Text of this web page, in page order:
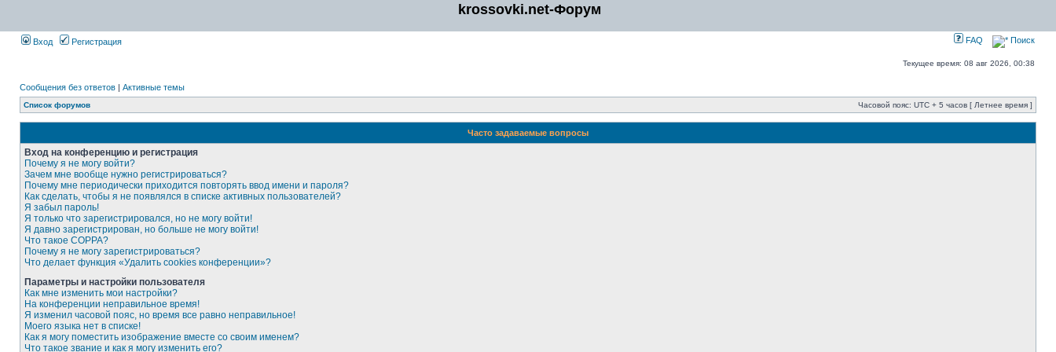
krossovki.net-Форум
Вход Регистрация FAQ Поиск
Текущее время: 08 авг 2026, 00:38
Сообщения без ответов | Активные темы
Список форумов Часовой пояс: UTC + 5 часов [ Летнее время ]
Часто задаваемые вопросы
Вход на конференцию и регистрация
Почему я не могу войти?
Зачем мне вообще нужно регистрироваться?
Почему мне периодически приходится повторять ввод имени и пароля?
Как сделать, чтобы я не появлялся в списке активных пользователей?
Я забыл пароль!
Я только что зарегистрировался, но не могу войти!
Я давно зарегистрирован, но больше не могу войти!
Что такое COPPA?
Почему я не могу зарегистрироваться?
Что делает функция «Удалить cookies конференции»?
Параметры и настройки пользователя
Как мне изменить мои настройки?
На конференции неправильное время!
Я изменил часовой пояс, но время все равно неправильное!
Моего языка нет в списке!
Как я могу поместить изображение вместе со своим именем?
Что такое звание и как я могу изменить его?